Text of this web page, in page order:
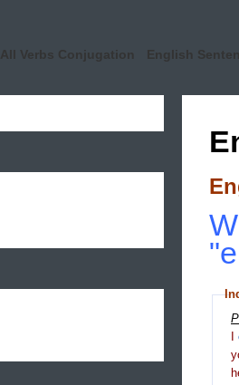
All Verbs Conjugation English